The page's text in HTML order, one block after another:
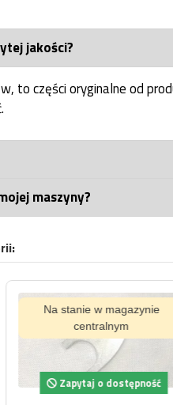
jakości?
to części oryginalne od
maszyny?
Na stanie w magazynie
centralnym
Zapytaj o dostępność